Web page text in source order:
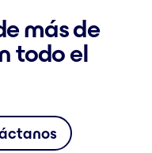
más de
todo el